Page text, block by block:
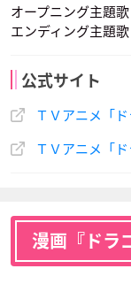
オープニング主題
エンディング主題
公式サイト
ＴＶアニメ「
ＴＶアニメ「
漫画『ドラ